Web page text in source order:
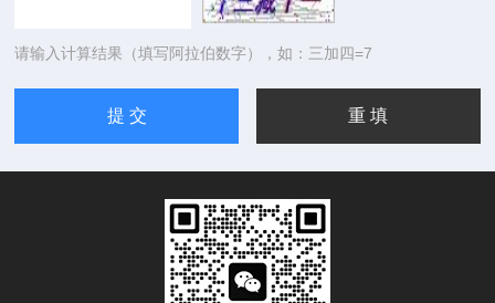
请输入计算结果（填写阿拉伯数字），如：三加四=7